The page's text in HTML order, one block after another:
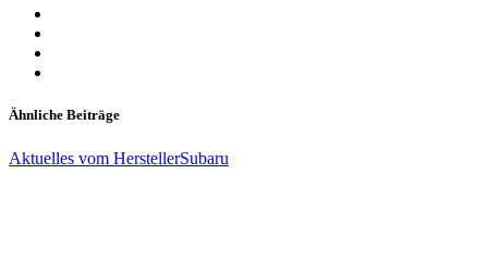
Ähnliche Beiträge
Aktuelles vom HerstellerSubaru